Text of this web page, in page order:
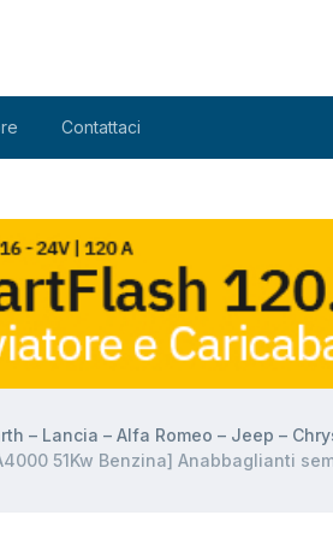
Contattaci
– Lancia – Alfa Romeo – Jeep –
51Kw Benzina] Anabbaglianti